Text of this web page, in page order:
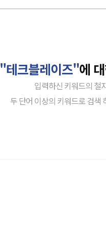
"테크블레이즈"에
입력하신 키워드의 철
두 단어 이상의 키워드로 검색